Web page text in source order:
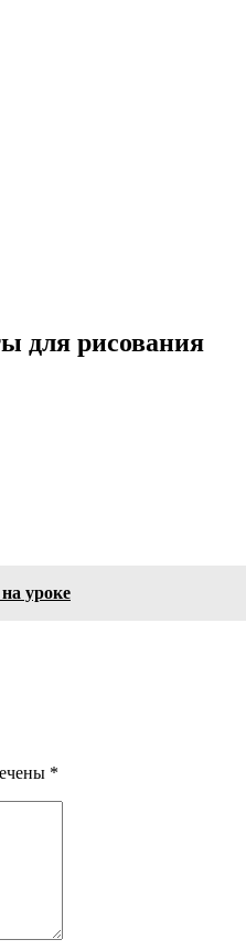
для рисования
уроке
*